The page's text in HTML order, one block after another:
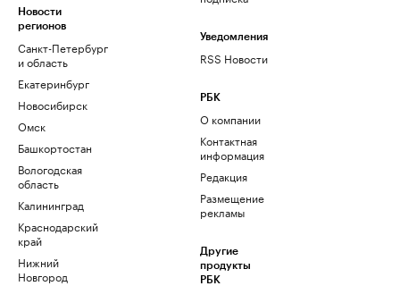
Новости
регионов
Санкт-Петербург
и область
Екатеринбург
Новосибирск
Омск
Башкортостан
Вологодская
область
Калининград
Краснодарский
край
Нижний
Новгород
Уведомления
RSS Новости
РБК
О компании
Контактная
информация
Редакция
Размещение
рекламы
Другие
продукты
РБК